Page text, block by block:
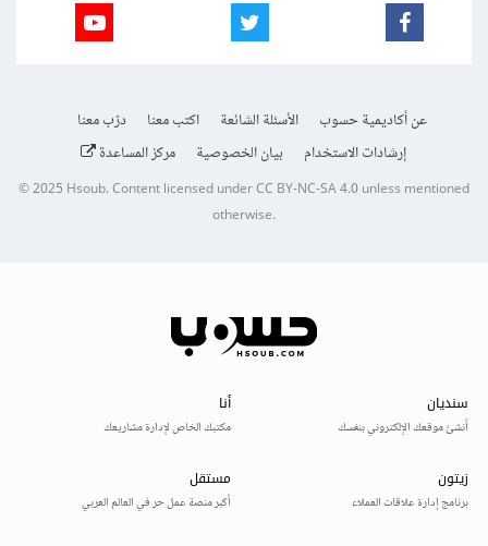
عن أكاديمية حسوب الأسئلة الشائعة اكتب معنا
درّب معنا
إرشادات الاستخدام
بيان الخصوصية مركز المساعدة
© 2025Hsoub.Content licensed underCC BY-NC-SA 4.0unless mentioned
otherwise.